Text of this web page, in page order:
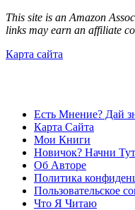
This site is an Amazon
links may earn an affiliate
Карта сайта
Есть Мнение? Дай
Карта Сайта
Мои Книги
Новичок? Начни Тут
Об Авторе
Политика
Пользовательское
Что Я Читаю